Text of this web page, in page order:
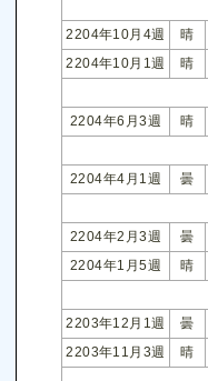
2204年10月4週
晴
2204年10月1週
晴
2204年6月3週
晴
2204年4月1週
曇
2204年2月3週
曇
2204年1月5週
晴
2203年12月1週
曇
2203年11月3週
晴